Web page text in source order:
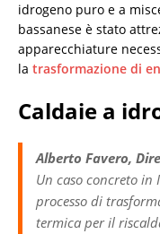
idrogeno puro e a
bassanese è stato
apparecchiature
la trasformazione di
Caldaie a
Alberto Favero,
Un caso concreto
processo di
termica per il